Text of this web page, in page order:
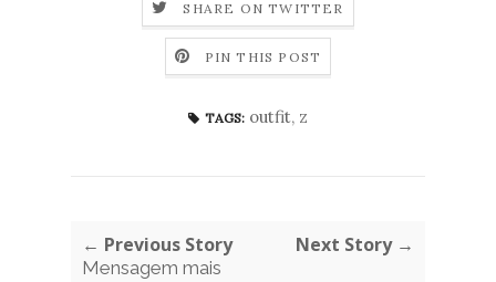
SHARE ON TWITTER
PIN THIS POST
TAGS: outfit, z
← Previous Story
Mensagem mais
Next Story →